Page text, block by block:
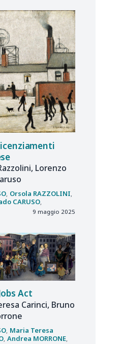
Lorenzo
Orsola RAZZOLINI
CARUSO
9 maggio 2025
Act
Carinci, Bruno
Maria Teresa
Andrea MORRONE